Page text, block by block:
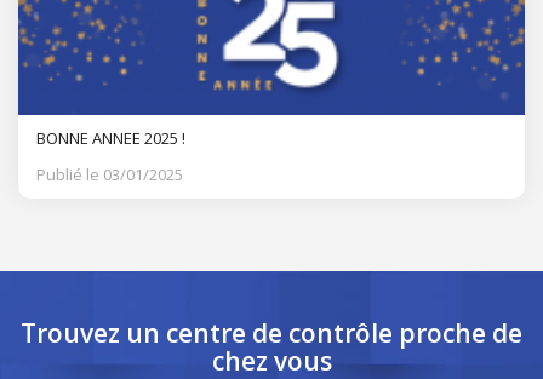
BONNE ANNEE 2025 !
Publié le 03/01/2025
Trouvez un centre de contrôle proche de
chez vous